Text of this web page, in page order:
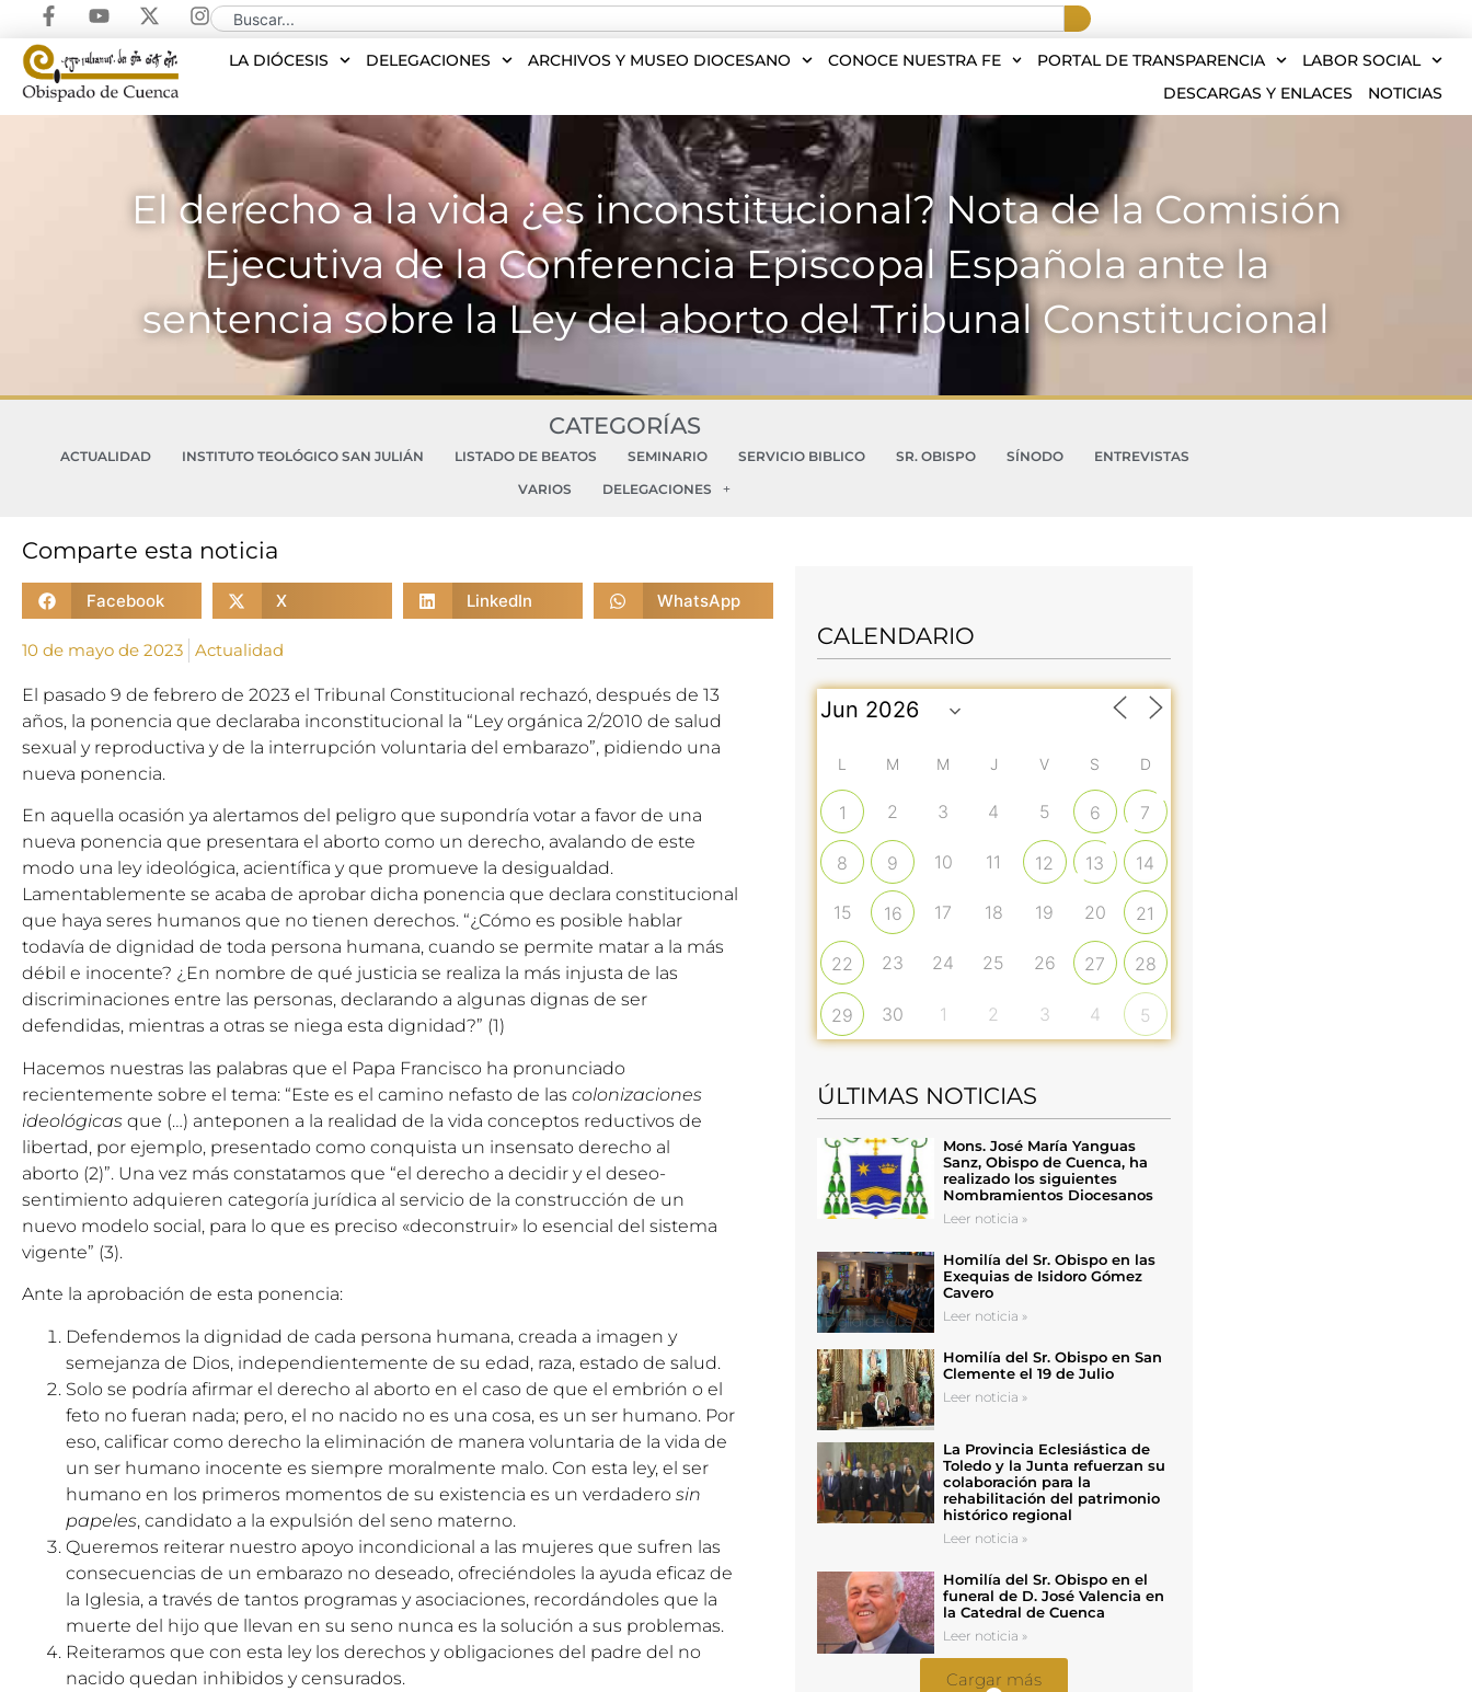
LA DIÓCESIS DELEGACIONES ARCHIVOS Y MUSEO DIOCESANO CONOCE NUESTRA FE PORTAL DE TRANSPARENCIA
LABOR SOCIAL
DESCARGAS Y ENLACES
NOTICIAS
El derecho a la vida ¿es inconstitucional? Nota de la Comisión
Ejecutiva de la Conferencia Episcopal Española ante la
sentencia sobre la Ley del aborto del Tribunal Constitucional
CATEGORÍAS
ACTUALIDAD INSTITUTO TEOLÓGICO SAN JULIÁN LISTADO DE BEATOS SEMINARIO SERVICIO BIBLICO SR. OBISPO SÍNODO
ENTREVISTAS
VARIOS
DELEGACIONES
Comparte esta noticia
Facebook X LinkedIn WhatsApp
10 de mayo de 2023 Actualidad
El pasado 9 de febrero de 2023 el Tribunal Constitucional rechazó, después de 13
años, la ponencia que declaraba inconstitucional la “Ley orgánica 2/2010 de salud
sexual y reproductiva y de la interrupción voluntaria del embarazo”, pidiendo una
nueva ponencia.
En aquella ocasión ya alertamos del peligro que supondría votar a favor de una
nueva ponencia que presentara el aborto como un derecho, avalando de este
modo una ley ideológica, acientífica y que promueve la desigualdad.
Lamentablemente se acaba de aprobar dicha ponencia que declara constitucional
que haya seres humanos que no tienen derechos. “¿Cómo es posible hablar
todavía de dignidad de toda persona humana, cuando se permite matar a la más
débil e inocente? ¿En nombre de qué justicia se realiza la más injusta de las
discriminaciones entre las personas, declarando a algunas dignas de ser
defendidas, mientras a otras se niega esta dignidad?” (1)
Hacemos nuestras las palabras que el Papa Francisco ha pronunciado
recientemente sobre el tema: “Este es el camino nefasto de las colonizaciones
ideológicas que (…) anteponen a la realidad de la vida conceptos reductivos de
libertad, por ejemplo, presentado como conquista un insensato derecho al
aborto (2)”. Una vez más constatamos que “el derecho a decidir y el deseo-
sentimiento adquieren categoría jurídica al servicio de la construcción de un
nuevo modelo social, para lo que es preciso «deconstruir» lo esencial del sistema
vigente” (3).
Ante la aprobación de esta ponencia:
Defendemos la dignidad de cada persona humana, creada a imagen y
semejanza de Dios, independientemente de su edad, raza, estado de salud.
Solo se podría afirmar el derecho al aborto en el caso de que el embrión o el
feto no fueran nada; pero, el no nacido no es una cosa, es un ser humano. Por
eso, calificar como derecho la eliminación de manera voluntaria de la vida de
un ser humano inocente es siempre moralmente malo. Con esta ley, el ser
humano en los primeros momentos de su existencia es un verdadero sin
papeles, candidato a la expulsión del seno materno.
Queremos reiterar nuestro apoyo incondicional a las mujeres que sufren las
consecuencias de un embarazo no deseado, ofreciéndoles la ayuda eficaz de
la Iglesia, a través de tantos programas y asociaciones, recordándoles que la
muerte del hijo que llevan en su seno nunca es la solución a sus problemas.
Reiteramos que con esta ley los derechos y obligaciones del padre del no
nacido quedan inhibidos y censurados.
CALENDARIO
L M M J V S D
1 2 3 4 5 6 7
8 9 10 11 12 13 14
15 16 17 18 19 20 21
22 23 24 25 26 27 28
29 30 1 2 3 4 5
ÚLTIMAS NOTICIAS
Mons. José María Yanguas
Sanz, Obispo de Cuenca, ha
realizado los siguientes
Nombramientos Diocesanos
Leer noticia »
Homilía del Sr. Obispo en las
Exequias de Isidoro Gómez
Cavero
Leer noticia »
Homilía del Sr. Obispo en San
Clemente el 19 de Julio
Leer noticia »
La Provincia Eclesiástica de
Toledo y la Junta refuerzan su
colaboración para la
rehabilitación del patrimonio
histórico regional
Leer noticia »
Homilía del Sr. Obispo en el
funeral de D. José Valencia en
la Catedral de Cuenca
Leer noticia »
Cargar más